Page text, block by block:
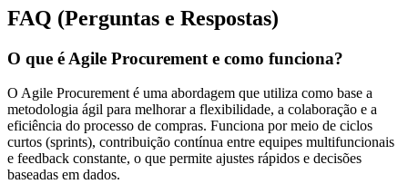
FAQ (Perguntas e Respostas)
O que é Agile Procurement e como funciona?
O Agile Procurement é uma abordagem que utiliza como base a
metodologia ágil para melhorar a flexibilidade, a colaboração e a
eficiência do processo de compras. Funciona por meio de ciclos
curtos (sprints), contribuição contínua entre equipes multifuncionais
e feedback constante, o que permite ajustes rápidos e decisões
baseadas em dados.